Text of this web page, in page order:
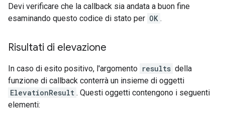
Devi verificare che la callback sia andata a buon fine
esaminando questo codice di stato per OK .
Risultati di elevazione
In caso di esito positivo, l'argomento results della
funzione di callback conterrà un insieme di oggetti
ElevationResult . Questi oggetti contengono i seguenti
elementi: